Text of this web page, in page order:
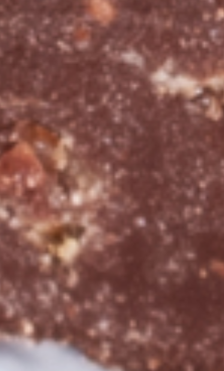
Chocolatier à
Marseille -
Chocolaterie
artisanale La